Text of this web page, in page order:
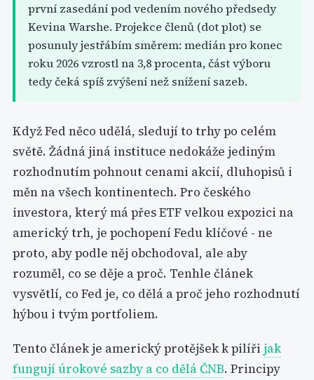
první zasedání pod vedením nového předsedy
Kevina Warshe. Projekce členů (dot plot) se
posunuly jestřábím směrem: medián pro konec
roku 2026 vzrostl na 3,8 procenta, část výboru
tedy čeká spíš zvýšení než snížení sazeb.
Když Fed něco udělá, sledují to trhy po celém
světě. Žádná jiná instituce nedokáže jediným
rozhodnutím pohnout cenami akcií, dluhopisů i
měn na všech kontinentech. Pro českého
investora, který má přes ETF velkou expozici na
americký trh, je pochopení Fedu klíčové - ne
proto, aby podle něj obchodoval, ale aby
rozuměl, co se děje a proč. Tenhle článek
vysvětlí, co Fed je, co dělá a proč jeho rozhodnutí
hýbou i tvým portfoliem.
Tento článek je americký protějšek k pilíři jak
fungují úrokové sazby a co dělá ČNB. Principy